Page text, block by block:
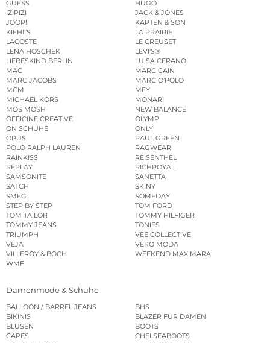
GUESS
HUGO
IZIPIZI
JACK & JONES
JOOP!
KAPTEN & SON
KIEHL’S
LA PRAIRIE
LACOSTE
LE CREUSET
LENA HOSCHEK
LEVI’S®
LIEBESKIND BERLIN
LUISA CERANO
MAC
MARC CAIN
MARC JACOBS
MARC O’POLO
MCM
MEY
MICHAEL KORS
MONARI
MOS MOSH
NEW BALANCE
OFFICINE CREATIVE
OLYMP
ON SCHUHE
ONLY
OPUS
PAUL GREEN
POLO RALPH LAUREN
RAGWEAR
RAINKISS
REISENTHEL
REPLAY
RICHROYAL
SAMSONITE
SANETTA
SATCH
SKINY
SMEG
SOMEDAY
STEP BY STEP
TOM FORD
TOM TAILOR
TOMMY HILFIGER
TOMMY JEANS
TONIES
TRIUMPH
VEE COLLECTIVE
VEJA
VERO MODA
VILLEROY & BOCH
WEEKEND MAX MARA
WMF
Damenmode & Schuhe
BALLOON / BARREL JEANS
BHS
BIKINIS
BLAZER FÜR DAMEN
BLUSEN
BOOTS
CAPES
CHELSEABOOTS